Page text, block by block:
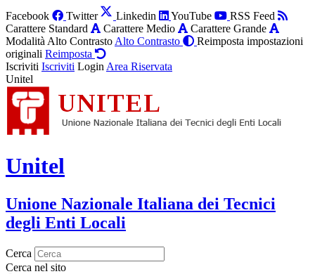
Facebook Twitter Linkedin YouTube
RSS Feed
Carattere Standard
Carattere Medio
Carattere Grande
Modalità Alto Contrasto Alto Contrasto
Reimposta impostazioni
originali Reimposta
Iscriviti Iscriviti Login Area Riservata
Unitel
Unitel
Unione Nazionale Italiana dei Tecnici
degli Enti Locali
Cerca
Cerca nel sito